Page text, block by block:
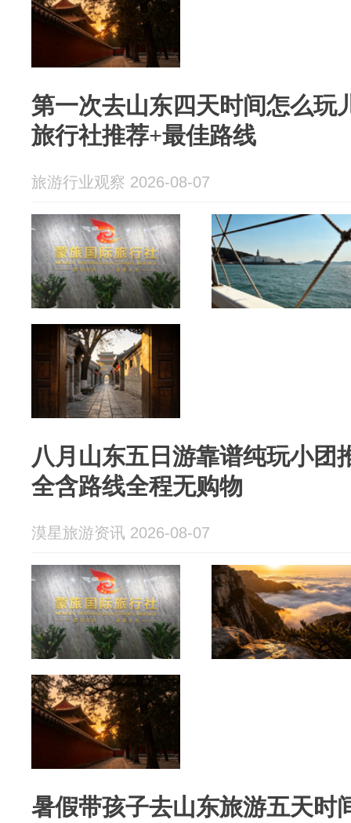
第一次去山东四天时间怎么玩
旅行社推荐+最佳路线
旅游行业观察 2026-08-07
八月山东五日游靠谱纯玩小团
全含路线全程无购物
漠星旅游资讯 2026-08-07
暑假带孩子去山东旅游五天时